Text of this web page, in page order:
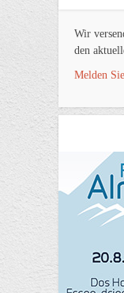
Wir
den
Melden